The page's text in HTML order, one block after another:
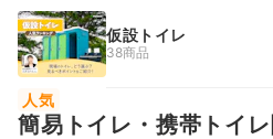
仮設トイレ
38商品
人気
簡易トイレ・携帯トイ